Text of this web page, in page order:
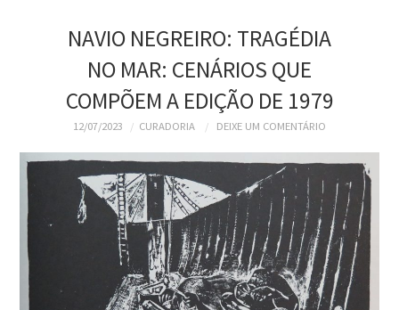
NAVIO NEGREIRO: TRAGÉDIA
NO MAR: CENÁRIOS QUE
COMPÕEM A EDIÇÃO DE 1979
12/07/2023 CURADORIA DEIXE UM COMENTÁRIO